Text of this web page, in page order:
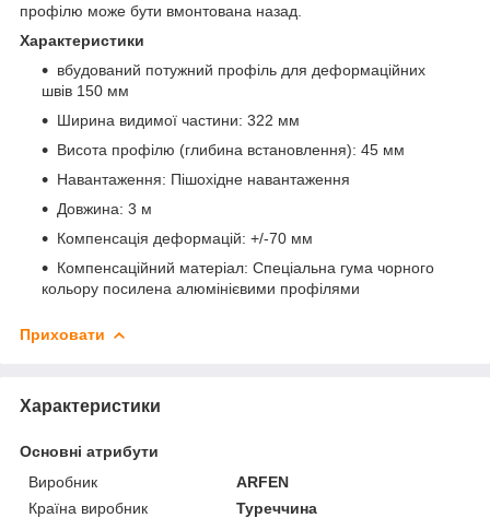
профілю може бути вмонтована назад.
Характеристики
вбудований потужний профіль для деформаційних
швів 150 мм
Ширина видимої частини: 322 мм
Висота профілю (глибина встановлення): 45 мм
Навантаження: Пішохідне навантаження
Довжина: 3 м
Компенсація деформацій: +/-70 мм
Компенсаційний матеріал: Спеціальна гума чорного
кольору посилена алюмінієвими профілями
Приховати
Характеристики
Основні атрибути
Виробник
ARFEN
Країна виробник
Туреччина